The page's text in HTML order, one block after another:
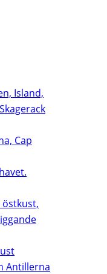
Island,
Cap
östkust,
Antillerna